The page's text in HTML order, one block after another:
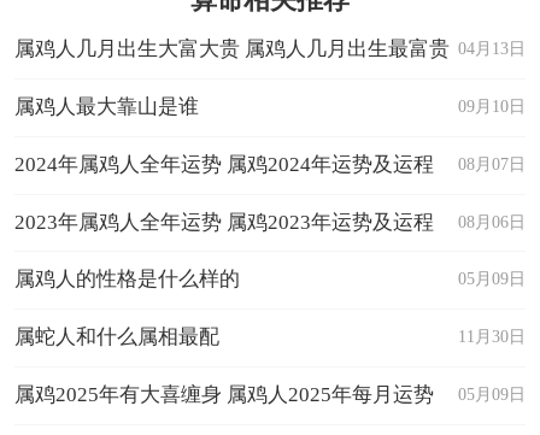
04月13日
属鸡人几月出生大富大贵 属鸡人几月出生最富贵
09月10日
属鸡人最大靠山是谁
08月07日
2024年属鸡人全年运势 属鸡2024年运势及运程
08月06日
2023年属鸡人全年运势 属鸡2023年运势及运程
05月09日
属鸡人的性格是什么样的
11月30日
属蛇人和什么属相最配
05月09日
属鸡2025年有大喜缠身 属鸡人2025年每月运势